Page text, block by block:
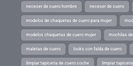
neceser de cuero hombre neceser de cuero
modelos de chaquetas de cuero para mujer
modelos chaquetas de cuero mujer mochilas
maletas de cuero looks con falda de cuero
limpiar tapiceria de cuero coche limpiar